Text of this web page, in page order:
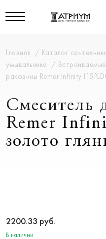
Главная Каталог сантехники
умывальника
раковины Remer Infinity
Смеситель
Remer
золото
2200.33 руб.
В наличии